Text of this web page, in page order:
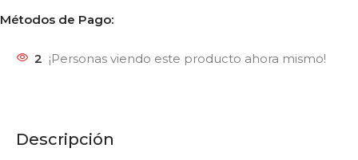
Métodos de Pago:
2 ¡Personas viendo este producto ahora mismo!
Descripción